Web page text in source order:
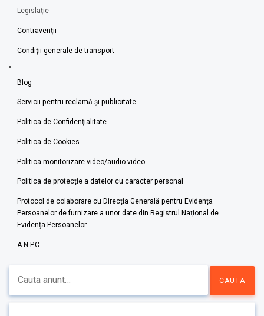
Legislaţie
Contravenţii
Condiţii generale de transport
Blog
Servicii pentru reclamă și publicitate
Politica de Confidenţialitate
Politica de Cookies
Politica monitorizare video/audio-video
Politica de protecție a datelor cu caracter personal
Protocol de colaborare cu Direcția Generală pentru Evidența
Persoanelor de furnizare a unor date din Registrul Național de
Evidența Persoanelor
A.N.P.C.